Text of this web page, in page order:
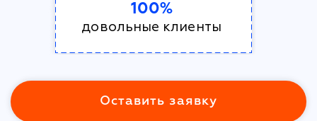
100%
довольные клиенты
Оставить заявку